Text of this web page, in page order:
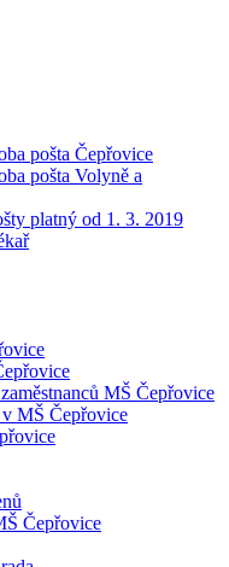
pošta Čepřovice
pošta Volyně a
platný od 1. 3. 2019
MŠ Čepřovice
MŠ Čepřovice
Čepřovice